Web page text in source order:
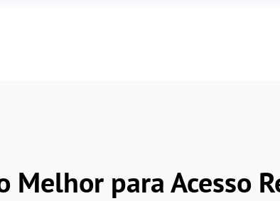
Melhor para Acesso